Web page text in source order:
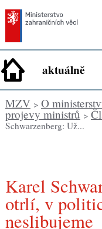
aktuálně
MZV> O
projevy ministrů >
Schwarzenberg: Už...
Karel Schwarzenberg: Už jsme
otrlí, v
neslibujeme